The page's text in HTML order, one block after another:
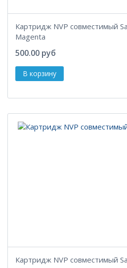
Картридж NVP совместимый
Magenta
500.00 руб
Картридж NVP совместимый